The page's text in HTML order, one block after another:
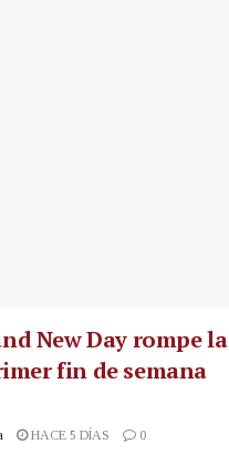
New Day rompe la
fin de semana
HACE 5 DÍAS 0